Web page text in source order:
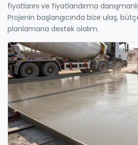
fiyatlarını ve fiyatlandırma
Projenin başlangıcında bize ulaş,
planlamana destek olalım.